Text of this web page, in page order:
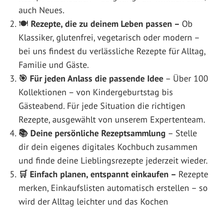
auch Neues.
🍽️ Rezepte, die zu deinem Leben passen – Ob
Klassiker, glutenfrei, vegetarisch oder modern –
bei uns findest du verlässliche Rezepte für Alltag,
Familie und Gäste.
🎯 Für jeden Anlass die passende Idee – Über 100
Kollektionen – von Kindergeburtstag bis
Gästeabend. Für jede Situation die richtigen
Rezepte, ausgewählt von unserem Expertenteam.
📚 Deine persönliche Rezeptsammlung – Stelle
dir dein eigenes digitales Kochbuch zusammen
und finde deine Lieblingsrezepte jederzeit wieder.
🛒 Einfach planen, entspannt einkaufen – Rezepte
merken, Einkaufslisten automatisch erstellen – so
wird der Alltag leichter und das Kochen